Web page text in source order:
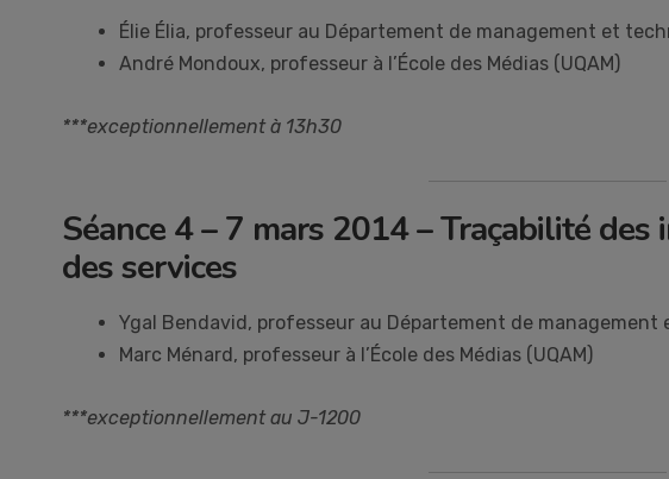
Élie Élia, professeur au Département de management et
André Mondoux, professeur à l’École des Médias (UQAM)
***exceptionnellement à 13h30
Séance 4 – 7 mars 2014 – Traçabilité
des services
Ygal Bendavid, professeur au Département de management
Marc Ménard, professeur à l’École des Médias (UQAM)
***exceptionnellement au J-1200